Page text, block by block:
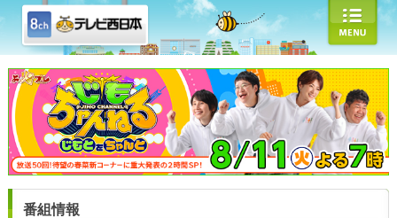
番組情報